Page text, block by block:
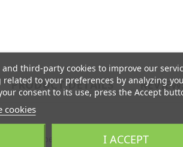
PRODUCT DETAILS
specchiata colore oro
third-party cookies to improve our
to your preferences by analyzing
consent to its use, press the Accept
cookies
I ACCEPT